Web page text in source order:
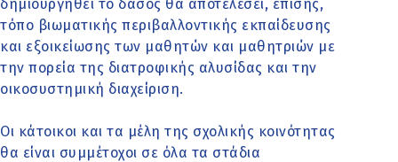
δημιουργηθεί το δάσος θα αποτελέσει, επίσης,
τόπο βιωματικής περιβαλλοντικής εκπαίδευσης
και εξοικείωσης των μαθητών και μαθητριών με
την πορεία της διατροφικής αλυσίδας και την
οικοσυστημική διαχείριση.
Οι κάτοικοι και τα μέλη της σχολικής κοινότητας
θα είναι συμμέτοχοι σε όλα τα στάδια